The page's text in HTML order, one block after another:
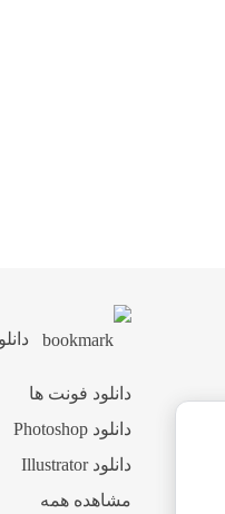
دانلود فونت ها
دانلود Photoshop
دانلود Illustrator
مشاهده همه